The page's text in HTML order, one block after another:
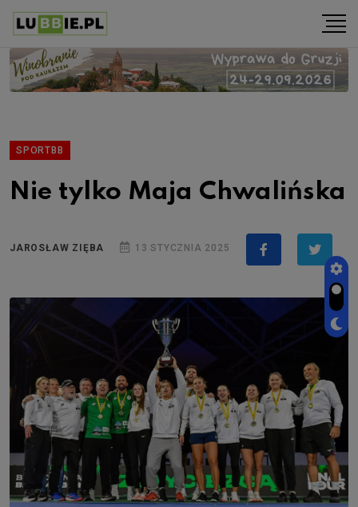
SPORTBB
Nie tylko Maja Chwalińska
JAROSŁAW ZIĘBA 13 STYCZNIA 2025